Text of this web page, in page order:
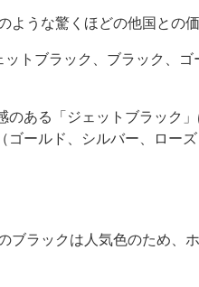
うな驚くほどの他国との
トブラック、ブラック、
ある「ジェットブラック」
ールド、シルバー、ロー
ブラックは人気色のため、